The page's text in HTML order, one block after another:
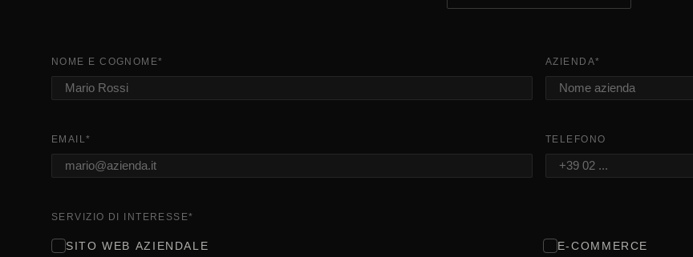
NOME E COGNOME* AZIENDA*
EMAIL* TELEFONO
SERVIZIO DI INTERESSE*
SITO WEB AZIENDALE E-COMMERCE